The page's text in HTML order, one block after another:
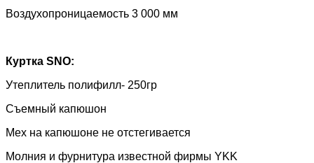
Воздухопроницаемость 3 000 мм
Куртка SNO:
Утеплитель полифилл- 250гр
Съемный капюшон
Мех на капюшоне не отстегивается
Молния и фурнитура известной фирмы YKK